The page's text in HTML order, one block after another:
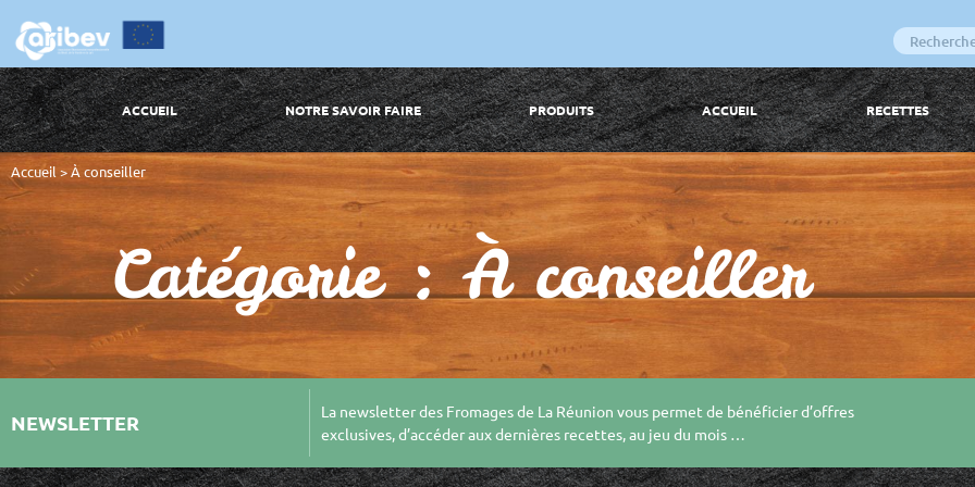
ACCUEIL NOTRE SAVOIR FAIRE PRODUITS ACCUEIL RECETTES
Accueil >À conseiller
Catégorie :À conseiller
NEWSLETTER
La newsletter des Fromages de La Réunion vous permet de bénéficier d’offres
exclusives, d’accéder aux dernières recettes, au jeu du mois …